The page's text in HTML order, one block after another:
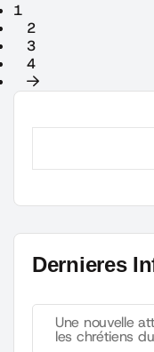
1
2
3
4
Dernieres
Une nouvelle
les chrétiens